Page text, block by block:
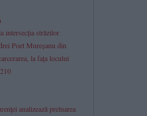
intersecția străzilor
Poet Mureșanu din
la fața locului
210
analizează preluarea